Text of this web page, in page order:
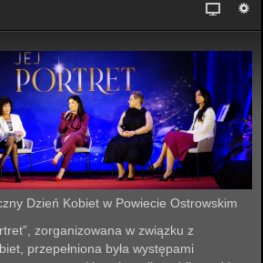
Dzień Kobiet w Powiecie Ostrowskim
zorganizowana w związku z
przepełniona była występami